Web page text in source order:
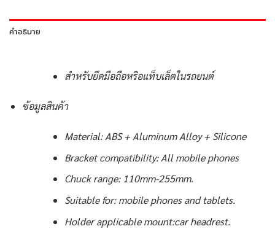
คำอธิบาย
สำหรับยึดมือถือหริอแท็บเล็ตในรถยนต์
ข้อมูลสินค้า
Material: ABS + Aluminum Alloy + Silicone
Bracket compatibility: All mobile phones
Chuck range: 110mm-255mm.
Suitable for: mobile phones and tablets.
Holder applicable mount:car headrest.